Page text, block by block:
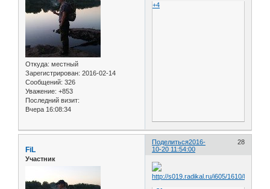
Откуда: местный
Зарегистрирован: 2016-02-14
Сообщений: 326
Уважение: +853
Последний визит:
Вчера 16:08:34
+4
Поделиться 28
2016-
10-20 11:54:00
FiL
Участник